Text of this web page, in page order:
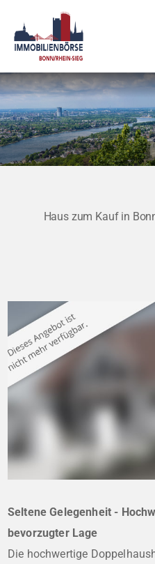
Inhalt
springen
Haus zum Kauf in
Seltene Gelegenheit -
bevorzugter Lage
Die hochwertige